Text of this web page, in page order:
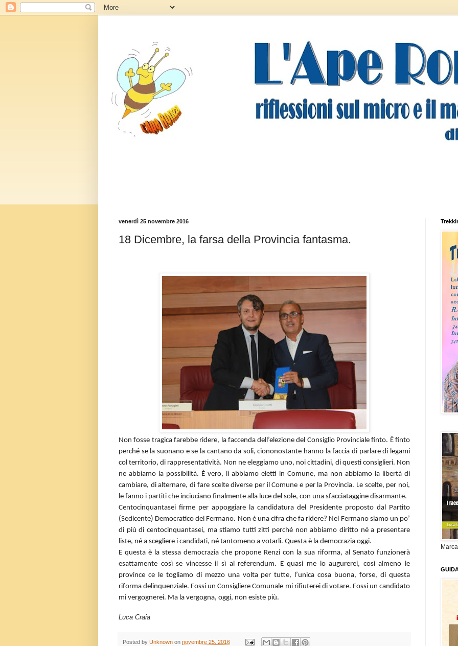
venerdì 25 novembre 2016
18 Dicembre, la farsa della Provincia fantasma.
Non fosse tragica farebbe ridere, la faccenda dell’elezione del Consiglio Provinciale finto. È finto
perché se la suonano e se la cantano da soli, ciononostante hanno la faccia di parlare di legami
col territorio, di rappresentatività. Non ne eleggiamo uno, noi cittadini, di questi consiglieri. Non
ne abbiamo la possibilità. È vero, li abbiamo eletti in Comune, ma non abbiamo la libertà di
cambiare, di alternare, di fare scelte diverse per il Comune e per la Provincia. Le scelte, per noi,
le fanno i partiti che inciuciano finalmente alla luce del sole, con una sfacciataggine disarmante.
Centocinquantasei firme per appoggiare la candidatura del Presidente proposto dal Partito
(Sedicente) Democratico del Fermano. Non è una cifra che fa ridere? Nel Fermano siamo un po’
di più di centocinquantasei, ma stiamo tutti zitti perché non abbiamo diritto né a presentare
liste, né a scegliere i candidati, né tantomeno a votarli. Questa è la democrazia oggi.
E questa è la stessa democrazia che propone Renzi con la sua riforma, al Senato funzionerà
esattamente così se vincesse il sì al referendum. E quasi me lo augurerei, così almeno le
province ce le togliamo di mezzo una volta per tutte, l’unica cosa buona, forse, di questa
riforma delinquenziale. Fossi un Consigliere Comunale mi rifiuterei di votare. Fossi un candidato
mi vergognerei. Ma la vergogna, oggi, non esiste più.
Luca Craia
Posted by Unknown on novembre 25, 2016
Marca